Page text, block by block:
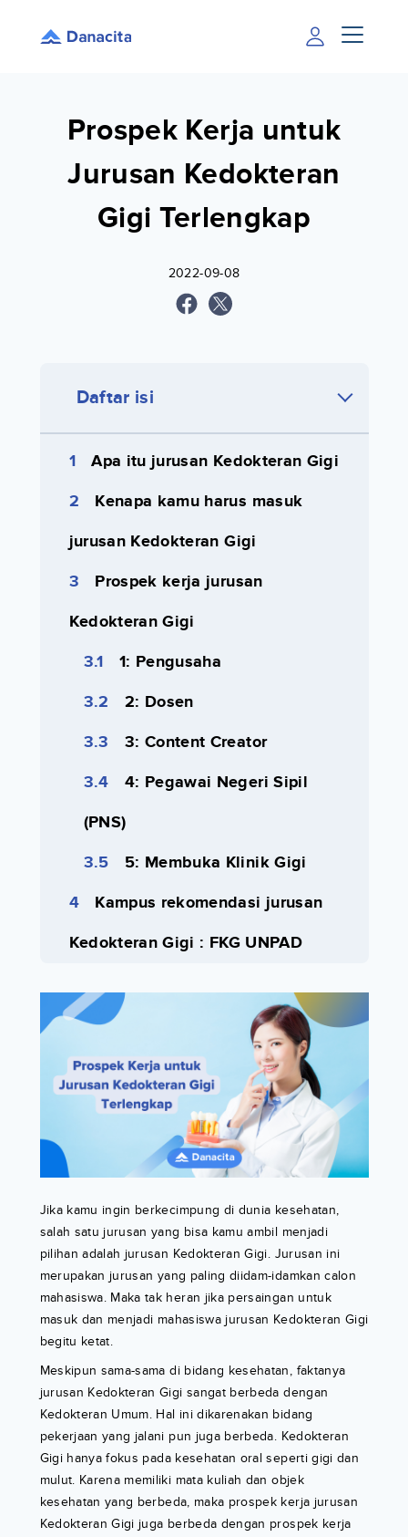
Prospek Kerja untuk
Jurusan Kedokteran
Gigi Terlengkap
2022-09-08
Daftar isi
Apa itu jurusan Kedokteran Gigi
Kenapa kamu harus masuk
jurusan Kedokteran Gigi
Prospek kerja jurusan
Kedokteran Gigi
1: Pengusaha
2: Dosen
3: Content Creator
4: Pegawai Negeri Sipil
(PNS)
5: Membuka Klinik Gigi
Kampus rekomendasi jurusan
Kedokteran Gigi : FKG UNPAD
Jika kamu ingin berkecimpung di dunia kesehatan,
salah satu jurusan yang bisa kamu ambil menjadi
pilihan adalah jurusan Kedokteran Gigi. Jurusan ini
merupakan jurusan yang paling diidam-idamkan calon
mahasiswa. Maka tak heran jika persaingan untuk
masuk dan menjadi mahasiswa jurusan Kedokteran Gigi
begitu ketat.
Meskipun sama-sama di bidang kesehatan, faktanya
jurusan Kedokteran Gigi sangat berbeda dengan
Kedokteran Umum. Hal ini dikarenakan bidang
pekerjaan yang jalani pun juga berbeda. Kedokteran
Gigi hanya fokus pada kesehatan oral seperti gigi dan
mulut. Karena memiliki mata kuliah dan objek
kesehatan yang berbeda, maka prospek kerja jurusan
Kedokteran Gigi juga berbeda dengan prospek kerja